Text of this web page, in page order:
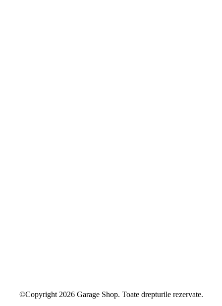
©Copyright 2026 Garage Shop. Toate drepturile rezervate.